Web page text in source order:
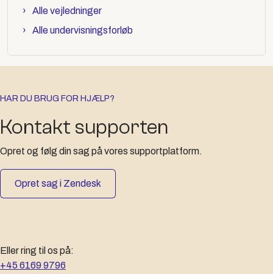
Alle vejledninger
Alle undervisningsforløb
HAR DU BRUG FOR HJÆLP?
Kontakt supporten
Opret og følg din sag på vores supportplatform.
Opret sag i Zendesk
Eller ring til os på:
+45 6169 9796